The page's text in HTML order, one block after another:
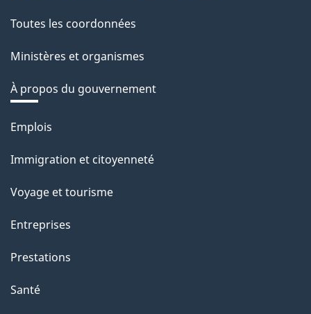
Toutes les coordonnées
Ministères et organismes
À propos du gouvernement
Thèmes
sujets
Emplois
Immigration et citoyenneté
Voyage et tourisme
Entreprises
Prestations
Santé